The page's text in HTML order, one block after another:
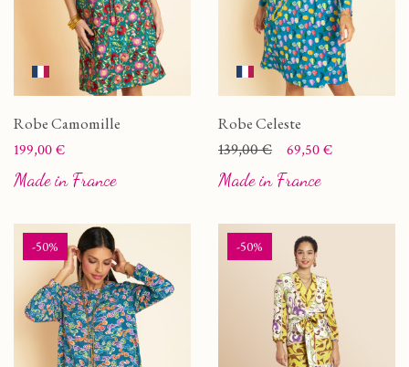
Robe Camomille
Prix
199,00 €
Made in France
Robe Celeste
Prix
Prix de base
139,00 € 69,50 €
Made in France
-50% -50%